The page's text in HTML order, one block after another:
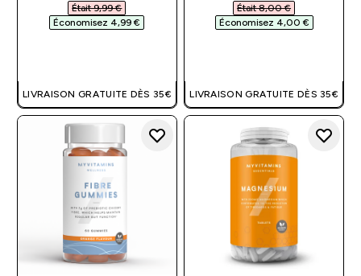
Était 9,99 €‎
Économisez 4,99 €‎
LIVRAISON GRATUITE DÈS 35€
Était 8,00 €‎
Économisez 4,00 €‎
LIVRAISON GRATUITE DÈS 35€